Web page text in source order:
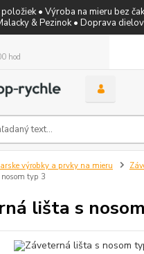
• Výroba na mieru bez
& Pezinok • Doprava
hod
výrobky a prvky na mieru
typ 3
lišta s